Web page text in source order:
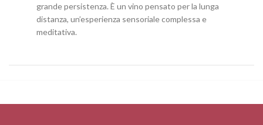
grande persistenza. È un vino pensato per la lunga
distanza, un’esperienza sensoriale complessa e
meditativa.